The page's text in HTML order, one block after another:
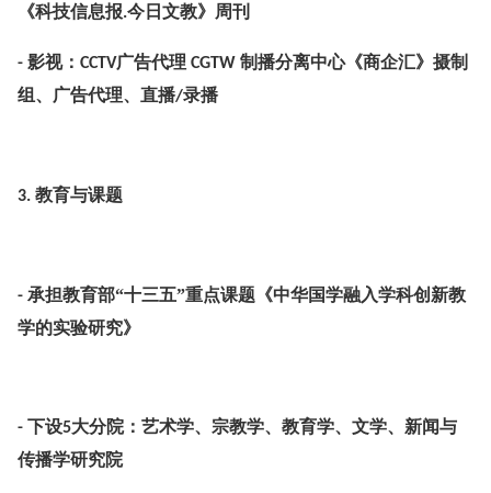
《科技信息报.今日文教》周刊
- 影视： CCTV广告代理 CGTW 制播分离中心《商企汇》摄制
组、广告代理、直播/录播
3. 教育与课题
- 承担教育部“十三五”重点课题《中华国学融入学科创新教
学的实验研究》
- 下设5大分院：艺术学、宗教学、教育学、文学、新闻与
传播学研究院